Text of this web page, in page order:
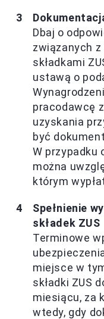
Dbaj o
związanych
składkami
ustawą o
pracodawcę
uzyskania
być
W przypadku
można
którym
Spełnienie
składek ZUS
Terminowe
miejsce w
składki ZUS
miesiącu, za
wtedy, gdy